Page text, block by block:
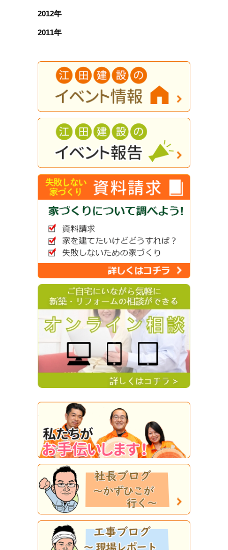
2012年
2011年